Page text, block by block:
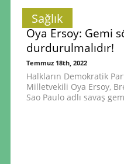
Sağlık
Oya Ersoy: Gemi
durdurulmalıdır!
Temmuz 18th, 2022
Halkların Demokratik
Milletvekili Oya Ersoy,
Sao Paulo adlı savaş